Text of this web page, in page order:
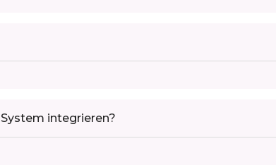
integrieren?